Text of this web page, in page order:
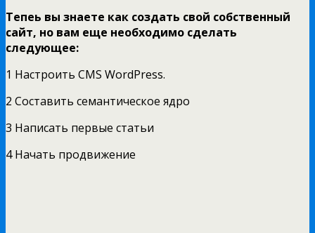
Тепеь вы знаете как создать свой собственный
сайт, но вам еще необходимо сделать
следующее:
1 Настроить CMS WordPress.
2 Составить семантическое ядро
3 Написать первые статьи
4 Начать продвижение